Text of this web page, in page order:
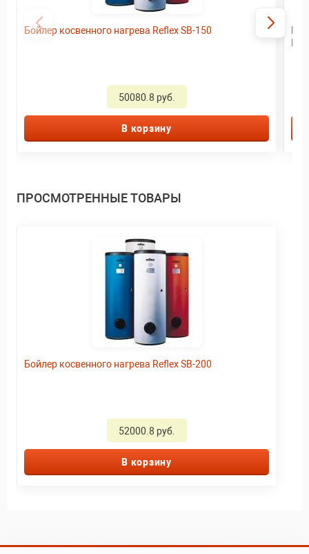
Бойлер косвенного нагрева Reflex SB-150
50080.8 руб.
В корзину
ПРОСМОТРЕННЫЕ ТОВАРЫ
Бойлер косвенного нагрева Reflex SB-200
52000.8 руб.
В корзину